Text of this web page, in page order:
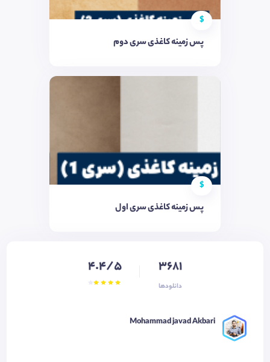
$
پس زمینه کاغذی سری دوم
$
پس زمینه کاغذی سری اول
3681
دانلودها
4.4/5
Mohammad javad Akbari